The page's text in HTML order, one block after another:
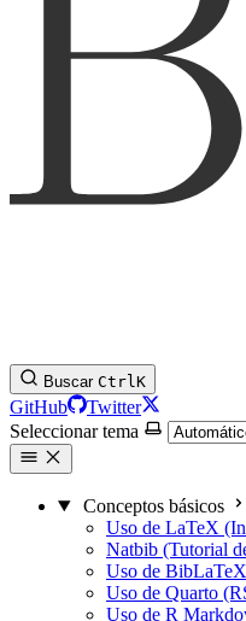
Buscar CtrlK
GitHub
Twitter
Seleccionar tema
Conceptos básicos
Uso de LaTeX
Natbib (Tutorial
Uso de
Uso de Quarto
Uso de R